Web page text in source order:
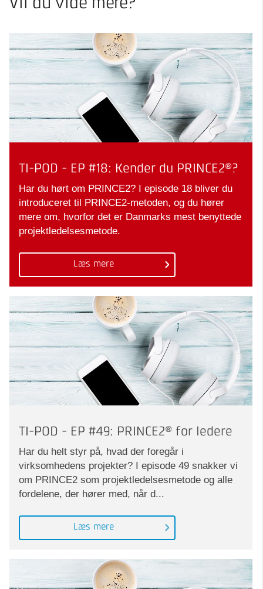
Vil du vide mere?
TI-POD - EP #18: Kender du PRINCE2®?
Har du hørt om PRINCE2? I episode 18 bliver du
introduceret til PRINCE2-metoden, og du hører
mere om, hvorfor det er Danmarks mest benyttede
projektledelsesmetode.
Læs mere
TI-POD - EP #49: PRINCE2® for ledere
Har du helt styr på, hvad der foregår i
virksomhedens projekter? I episode 49 snakker vi
om PRINCE2 som projektledelsesmetode og alle
fordelene, der hører med, når d...
Læs mere